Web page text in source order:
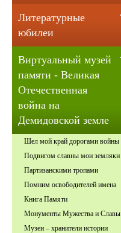
Литературные
юбилеи
Виртуальный музей
памяти - Великая
Отечественная
война на
Демидовской земле
Шел мой край дорогами войны
Подвигом славны мои земляки
Партизанскими тропами
Помним освободителей имена
Книга Памяти
Монументы Мужества и Славы
Музеи – хранители истории